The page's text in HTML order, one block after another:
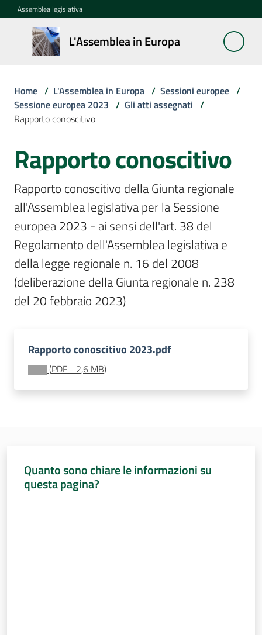
Vai al contenuto
Vai alla navigazione
Vai al footer
Assemblea legislativa
L'Assemblea in Europa
L'Assemblea
in Europa
Cos'è
la
Rete
europea
Le
Sessioni
europee
Menu selezionato
Notizie
Assemblea
Attività
Argomenti
Home / L'Assemblea in Europa / Sessioni europee /
Sessione europea 2023 / Gli atti assegnati /
Rapporto conoscitivo
Rapporto conoscitivo
Rapporto conoscitivo della Giunta regionale
all'Assemblea legislativa per la Sessione
europea 2023 - ai sensi dell'art. 38 del
Regolamento dell'Assemblea legislativa e
della legge regionale n. 16 del 2008
(deliberazione della Giunta regionale n. 238
del 20 febbraio 2023)
Rapporto conoscitivo 2023.pdf
(PDF - 2,6 MB)
Quanto sono chiare le informazioni su
questa pagina?